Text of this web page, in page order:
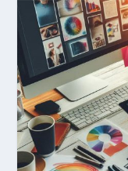
Hogyan
Így
Kitalálod,
gépeket?
Nem
Tanulj
amikor